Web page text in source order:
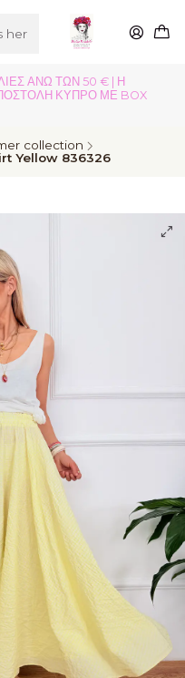
ΑΝΩ ΤΩΝ 50 € | Η
ΚΥΠΡΟ ΜΕ BOX
collection
Yellow 836326